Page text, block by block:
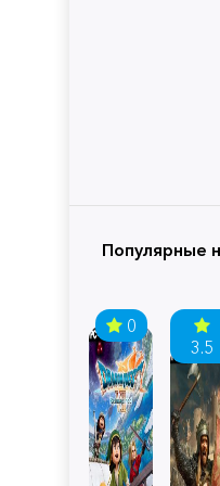
Популярные
0
3.5